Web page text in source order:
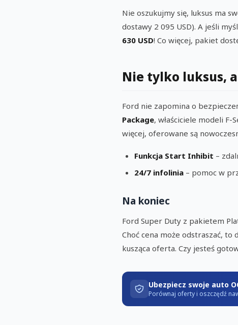
Nie oszukujmy się, luksus ma
dostawy 2 095 USD). A jeśli
630 USD! Co więcej, pakiet
Nie tylko luksus,
Ford nie zapomina o
Package, właściciele modeli
więcej, oferowane są
Funkcja Start Inhibit –
24/7 infolinia – pomoc w
Na koniec
Ford Super Duty z pakietem
Choć cena może odstraszać,
kusząca oferta. Czy jesteś
Ubezpiecz swoje auto
Porównaj oferty i oszczędź